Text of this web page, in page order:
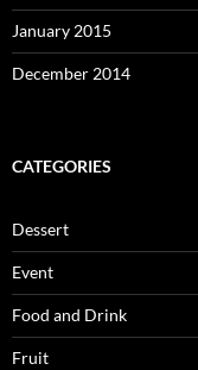
January 2015
December 2014
CATEGORIES
Dessert
Event
Food and Drink
Fruit